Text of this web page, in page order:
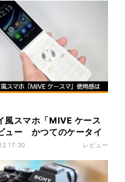
風スマホ「MIVE ケース
ュー かつてのケータイ
は？
17:30 レビュー